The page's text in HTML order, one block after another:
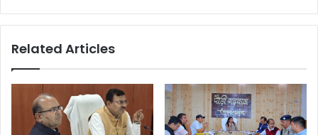
Related Articles